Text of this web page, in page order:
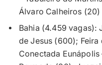
Álvaro Calheiros (20)
Bahia (4.459 vagas):
de Jesus (600); Feira
Conectada